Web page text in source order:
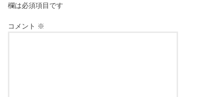
欄は必須項目です
コメント ※